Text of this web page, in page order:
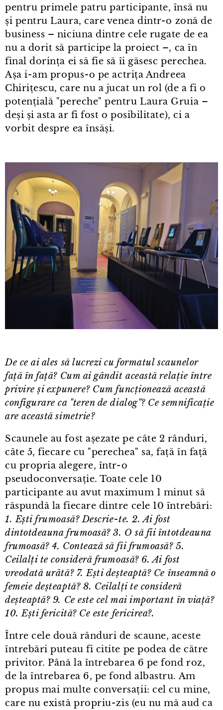
pentru primele patru participante, însă nu
și pentru Laura, care venea dintr⁠-⁠o zonă de
business – niciuna dintre cele rugate de ea
nu a dorit să participe la proiect –, ca în
final dorința ei să fie să îi găsesc perechea.
Așa i⁠-⁠am propus⁠-⁠o pe actrița Andreea
Chirițescu, care nu a jucat un rol (de a fi o
potențială "pereche" pentru Laura Gruia –
deși și asta ar fi fost o posibilitate), ci a
vorbit despre ea însăși.
De ce ai ales să lucrezi cu formatul scaunelor
față în față? Cum ai gândit această relație între
privire și expunere? Cum funcționează această
configurare ca "teren de dialog"? Ce semnificație
are această simetrie?
Scaunele au fost așezate pe câte 2 rânduri,
câte 5, fiecare cu "perechea" sa, față în față
cu propria alegere, într⁠-⁠o
pseudoconversație. Toate cele 10
participante au avut maximum 1 minut să
răspundă la fiecare dintre cele 10 întrebări:
1. Ești frumoasă? Descrie⁠-⁠te. 2. Ai fost
dintotdeauna frumoasă? 3. O să fii întotdeauna
frumoasă? 4. Contează să fii frumoasă? 5.
Ceilalți te consideră frumoasă? 6. Ai fost
vreodată urâtă? 7. Ești deșteaptă? Ce înseamnă o
femeie deșteaptă? 8. Ceilalți te consideră
deșteaptă? 9. Ce este cel mai important în viață?
10. Ești fericită? Ce este fericirea?.
Între cele două rânduri de scaune, aceste
întrebări puteau fi citite pe podea de către
privitor. Până la întrebarea 6 pe fond roz,
de la întrebarea 6, pe fond albastru. Am
propus mai multe conversații: cel cu mine,
care nu există propriu⁠-⁠zis (eu nu mă aud ca